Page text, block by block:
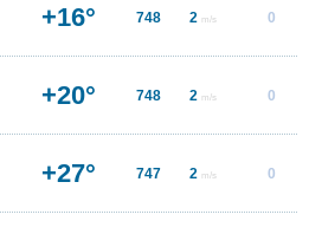
+16° 748 2 m/s 0
+20° 748 2 m/s 0
+27° 747 2 m/s 0